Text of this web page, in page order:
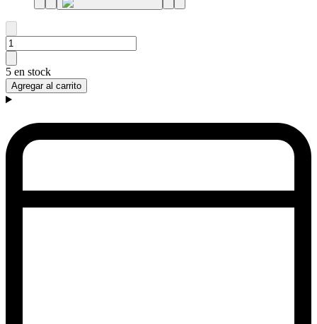
5 en stock
Agregar al carrito